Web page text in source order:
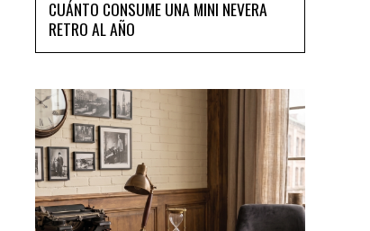
CUÁNTO CONSUME UNA MINI NEVERA
RETRO AL AÑO